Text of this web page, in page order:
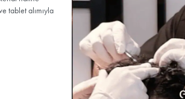
yara iyileştirici, mikrop kırıcı ve nemlendirici
ediliyor. Saç ekiminden sonra saçlar,
kavuşuyor.